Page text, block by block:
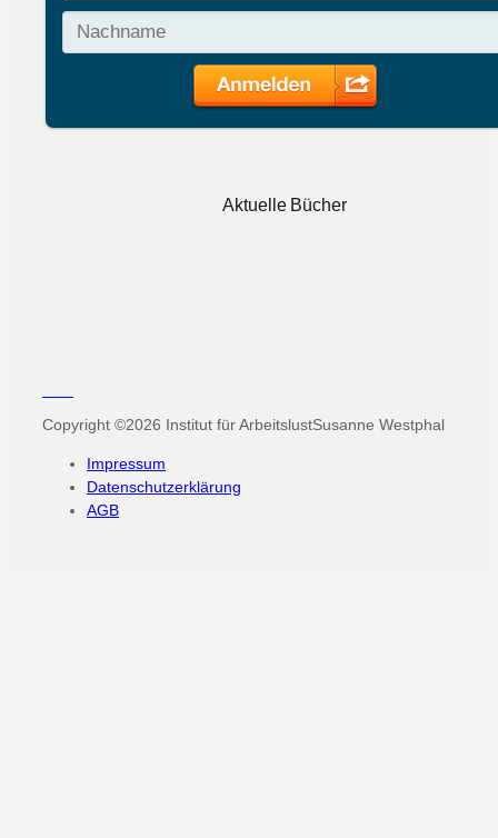
Aktuelle Bücher
Copyright ©2026 Institut für ArbeitslustSusanne Westphal
Impressum
Datenschutzerklärung
AGB